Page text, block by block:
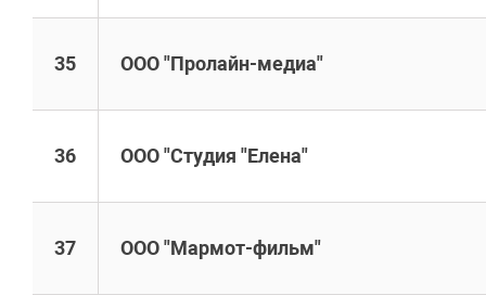
35 ООО "Пролайн-медиа"
36 ООО "Студия "Елена"
37 ООО "Мармот-фильм"